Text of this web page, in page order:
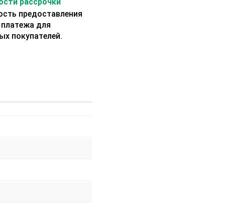
предоставления
для
покупателей.